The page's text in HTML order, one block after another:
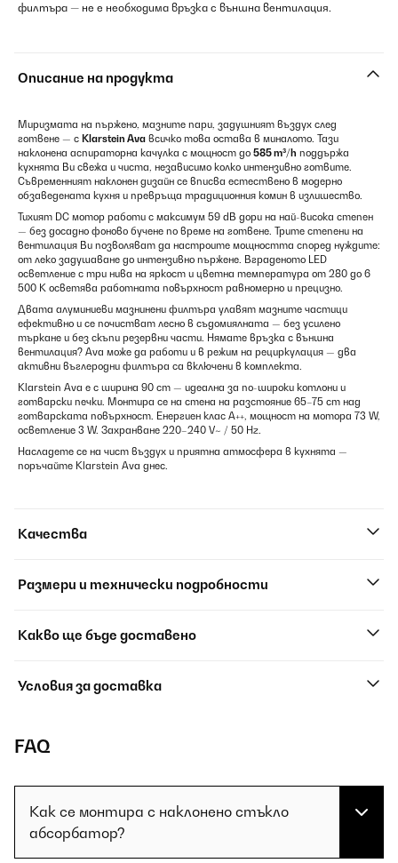
филтъра — не е необходима връзка с външна вентилация.
Описание на продукта
Миризмата на пържено, мазните пари, задушният въздух след
готвене — с Klarstein Ava всичко това остава в миналото. Тази
наклонена аспираторна качулка с мощност до 585 m³/h поддържа
кухнята Ви свежа и чиста, независимо колко интензивно готвите.
Съвременният наклонен дизайн се вписва естествено в модерно
обзаведената кухня и превръща традиционния комин в излишество.
Тихият DC мотор работи с максимум 59 dB дори на най-висока степен
— без досадно фоново бучене по време на готвене. Трите степени на
вентилация Ви позволяват да настроите мощността според нуждите:
от леко задушаване до интензивно пържене. Вграденото LED
осветление с три нива на яркост и цветна температура от 280 до 6
500 K осветява работната повърхност равномерно и прецизно.
Двата алуминиеви мазнинени филтъра улавят мазните частици
ефективно и се почистват лесно в съдомиялната — без усилено
търкане и без скъпи резервни части. Нямате връзка с външна
вентилация? Ava може да работи и в режим на рециркулация — два
активни въглеродни филтъра са включени в комплекта.
Klarstein Ava е с ширина 90 cm — идеална за по-широки котлони и
готварски печки. Монтира се на стена на разстояние 65–75 cm над
готварската повърхност. Енергиен клас A++, мощност на мотора 73 W,
осветление 3 W. Захранване 220–240 V~ / 50 Hz.
Насладете се на чист въздух и приятна атмосфера в кухнята —
поръчайте Klarstein Ava днес.
Качества
Размери и технически подробности
Какво ще бъде доставено
Условия за доставка
FAQ
Как се монтира с наклонено стъкло
абсорбатор?